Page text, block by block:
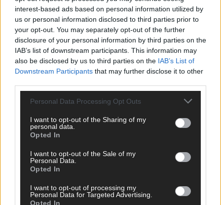
interest-based ads based on personal information utilized by
us or personal information disclosed to third parties prior to
your opt-out. You may separately opt-out of the further
disclosure of your personal information by third parties on the
IAB’s list of downstream participants. This information may
also be disclosed by us to third parties on the IAB’s List of
Downstream Participants that may further disclose it to other
Personal Data Processing Opt Outs
I want to opt-out of the Sharing of my
personal data.
Opted In
I want to opt-out of the Sale of my
Personal Data.
Opted In
I want to opt-out of processing my
Personal Data for Targeted Advertising.
Opted In
CHECK UNS AUF FACEBOOK